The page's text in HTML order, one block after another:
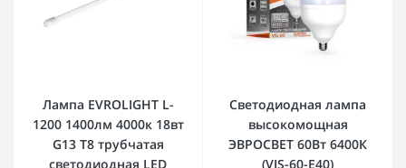
Лампа EVROLIGHT L-
1200 1400лм 4000к 18вт
G13 T8 трубчатая
светодиодная LED
Светодиодная лампа
высокомощная
ЭВРОСВЕТ 60Вт 6400К
(VIS-60-E40)